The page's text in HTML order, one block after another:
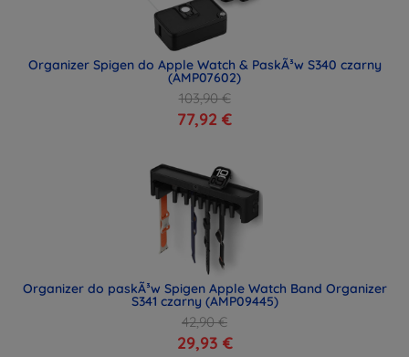
Organizer Spigen do Apple Watch & PaskÃ³w S340 czarny
(AMP07602)
103,90 €
77,92 €
Organizer do paskÃ³w Spigen Apple Watch Band Organizer
S341 czarny (AMP09445)
42,90 €
29,93 €